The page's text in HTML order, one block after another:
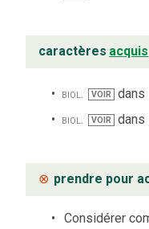
caractères acquis
biol. VOIR dans
biol.
VOIR dans
⊗ prendre pour
Considérer